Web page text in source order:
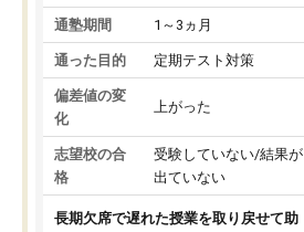
通塾期間 1～3ヵ月
通った目的 定期テスト対策
偏差値の変
化
上がった
志望校の合
格
受験していない/結果が
出ていない
長期欠席で遅れた授業を取り戻せて助